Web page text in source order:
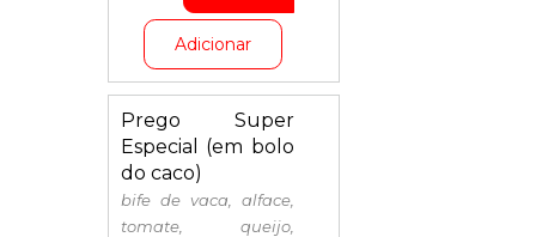
Adicionar
Prego Super
Especial (em bolo
do caco)
bife de vaca, alface,
tomate, queijo,